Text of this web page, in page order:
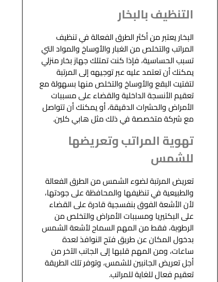
التنظيف بالبخار
البخار يعتبر من أكثر الطرق الفعالة في تنظيف
المراتب والتخلص من الغبار والأوساخ والمواد التي
تسبب الحساسية، فإذا كنت تمتلك جهاز بخار منزلي
يمكنك أن تعتمد عليه عبر توجيهه إلى المرتبة
لتفتيت البقع والأوساخ والتخلص منها بسهولة مع
تعقيم الأنسجة الداخلية والقضاء على مسببات
الأمراض والحشرات الدقيقة، أو يمكنك أن تتواصل
مع شركة متخصصة في ذلك مثل هابي كلين.
تهوية المراتب وتعريضها
للشمس
تعريض المرتبة لضوء الشمس من الطرق الفعالة
والطبيعية في تنظيفها والمحافظة على جودتها،
لأن الأشعة الفوق بنفسجية قادرة على القضاء
على البكتيريا ومسببات الأمراض والتخلص من
الرطوبة، فقط من المهم السماح لأشعة الشمس
بدخول المكان عن طريق فتح النوافذ لعدة
ساعات، ومن المهم قلبها إلى الجانب الآخر من
أجل تعريض الجانبين للشمس، وتوفر تلك الطريقة
تعقيم فعال للغاية للمراتب.